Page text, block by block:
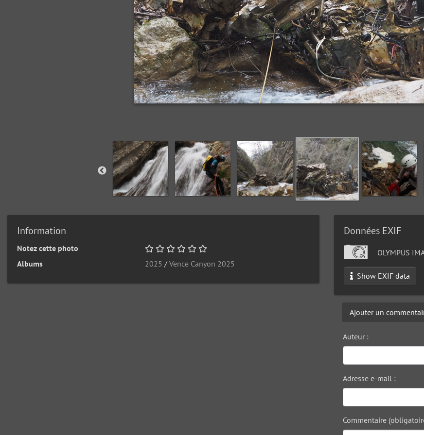
Information
Notez cette photo
Albums
2025 /Vence Canyon 2025
Données EXIF
OLYMPUS
Show EXIF data
Ajouter un
Auteur :
Adresse e-mail :
Commentaire